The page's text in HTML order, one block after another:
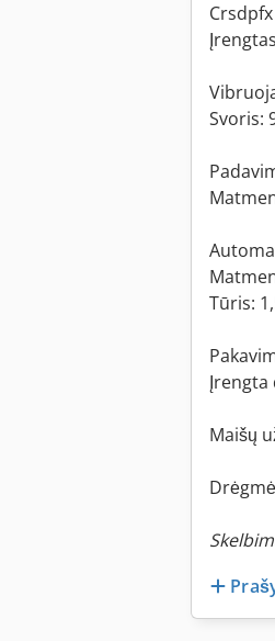
Svoris:
Tūris:
Įrengta
Maišų